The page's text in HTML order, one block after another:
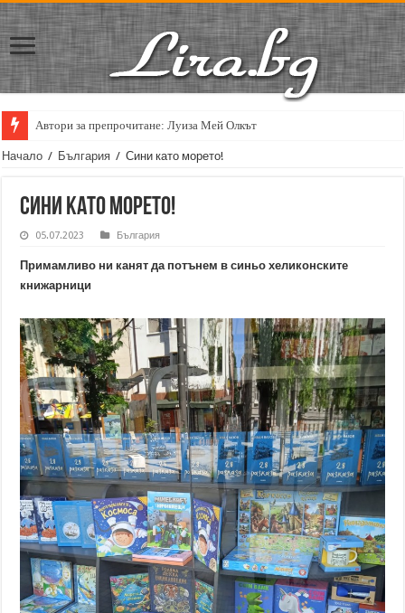
Автори за препрочитане: Луиза Мей Олкът
Кирил Кадийски: „Плачът на големия поет винаги е и сила, и
Начало / България / Сини като морето!
Сини като морето!
05.07.2023 България
Примамливо ни канят да потънем в синьо хеликонските
книжарници